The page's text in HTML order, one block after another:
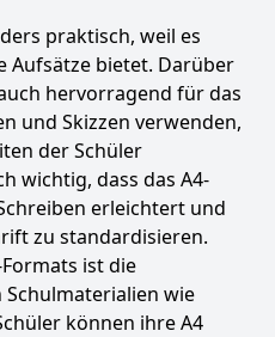
praktisch, weil es
Aufsätze bietet. Darüber
hervorragend für das
und Skizzen verwenden,
der Schüler
wichtig, dass das A4-
erleichtert und
zu standardisieren.
ist die
wie
können ihre A4